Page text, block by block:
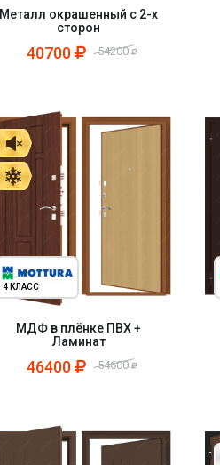
Металл окрашенный с 2-х
сторон
40700 54200
4 КЛАСС
МДФ в плёнке ПВХ +
Ламинат
46400 54600